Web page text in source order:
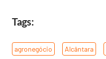
Tags:
agronegócio Alcântara